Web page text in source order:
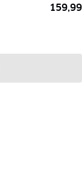
159,99